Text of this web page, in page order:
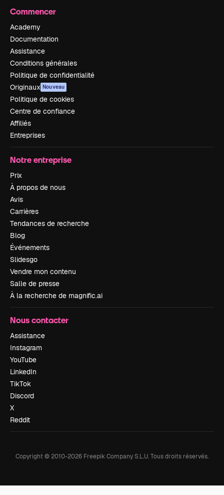
Commencer
Academy
Documentation
Assistance
Conditions générales
Politique de confidentialité
Originaux Nouveau
Politique de cookies
Centre de confiance
Affiliés
Entreprises
Notre entreprise
Prix
À propos de nous
Avis
Carrières
Tendances de recherche
Blog
Événements
Slidesgo
Vendre mon contenu
Salle de presse
À la recherche de magnific.ai
Nous contacter
Assistance
Instagram
YouTube
LinkedIn
TikTok
Discord
X
Reddit
Copyright © 2010-2026 Freepik Company S.L.U.Tous droits réservés.